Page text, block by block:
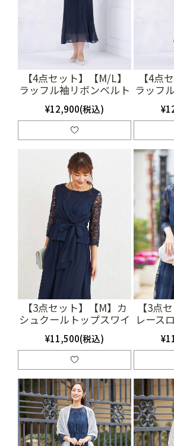
【4点セット】【M/L】
ラッフル袖リボンベルト
付きプリーツドレス（ネ
イビー）SET3373
¥12,900(税込)
【4点
ラッフ
付きプ
イ
【3点セット】【M】カ
シュクールトップスワイ
ドパンツドレス（ネイビ
ー）(SET3160)
¥11,500(税込)
【3点
レース
イビー